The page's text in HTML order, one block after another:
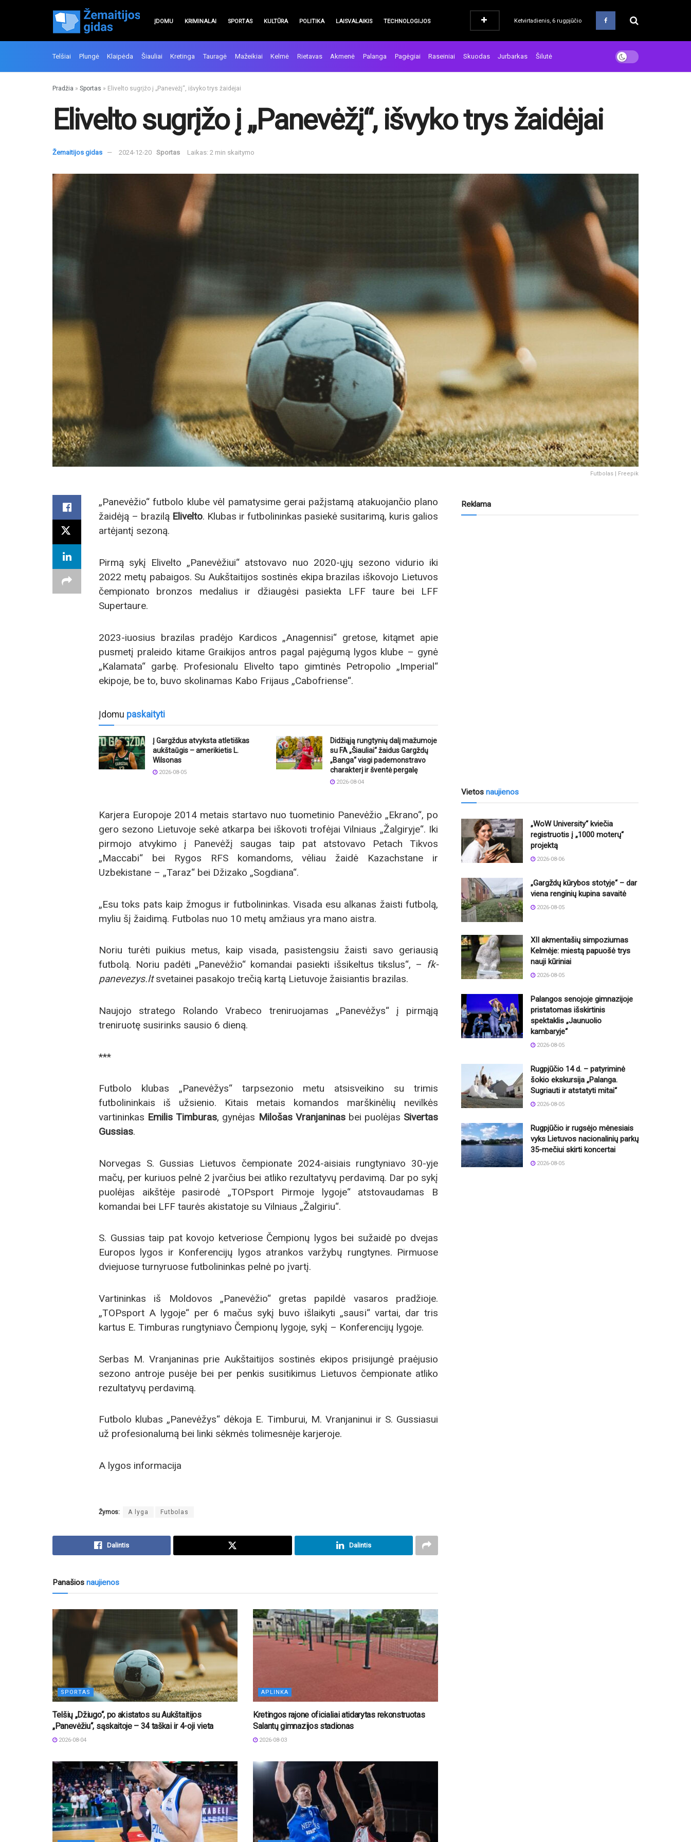
ĮDOMU KRIMINALAI SPORTAS KULTŪRA POLITIKA LAISVALAIKIS TECHNOLOGIJOS Ketvirtadienis, 6 rugpjūčio
Telšiai Plungė Klaipėda Šiauliai Kretinga Tauragė Mažeikiai Kelmė Rietavas Akmenė Palanga Pagėgiai Raseiniai Skuodas Jurbarkas Šilutė
Pradžia » Sportas » Elivelto sugrįžo į „Panevėžį“, išvyko trys žaidėjai
Elivelto sugrįžo į „Panevėžį“, išvyko trys žaidėjai
Žemaitijos gidas 2024-12-20 Sportas Laikas: 2 min skaitymo
Futbolas | Freepik
„Panevėžio“ futbolo klube vėl pamatysime gerai pažįstamą atakuojančio plano
žaidėją – brazilą Elivelto. Klubas ir futbolininkas pasiekė susitarimą, kuris galios
artėjantį sezoną.
Pirmą sykį Elivelto „Panevėžiui“ atstovavo nuo 2020-ųjų sezono vidurio iki
2022 metų pabaigos. Su Aukštaitijos sostinės ekipa brazilas iškovojo Lietuvos
čempionato bronzos medalius ir džiaugėsi pasiekta LFF taure bei LFF
Supertaure.
2023-iuosius brazilas pradėjo Kardicos „Anagennisi“ gretose, kitąmet apie
pusmetį praleido kitame Graikijos antros pagal pajėgumą lygos klube – gynė
„Kalamata“ garbę. Profesionalu Elivelto tapo gimtinės Petropolio „Imperial“
ekipoje, be to, buvo skolinamas Kabo Frijaus „Cabofriense“.
Įdomu paskaityti
Į Gargždus atvyksta atletiškas
aukštaūgis – amerikietis L.
Wilsonas
2026-08-05
Didžiąją rungtynių dalį mažumoje
su FA „Šiauliai“ žaidus Gargždų
„Banga“ visgi pademonstravo
charakterį ir šventė pergalę
2026-08-04
Karjera Europoje 2014 metais startavo nuo tuometinio Panevėžio „Ekrano“, po
gero sezono Lietuvoje sekė atkarpa bei iškovoti trofėjai Vilniaus „Žalgiryje“. Iki
pirmojo atvykimo į Panevėžį saugas taip pat atstovavo Petach Tikvos
„Maccabi“ bei Rygos RFS komandoms, vėliau žaidė Kazachstane ir
Uzbekistane – „Taraz“ bei Džizako „Sogdiana“.
„Esu toks pats kaip žmogus ir futbolininkas. Visada esu alkanas žaisti futbolą,
myliu šį žaidimą. Futbolas nuo 10 metų amžiaus yra mano aistra.
Noriu turėti puikius metus, kaip visada, pasistengsiu žaisti savo geriausią
futbolą. Noriu padėti „Panevėžio“ komandai pasiekti išsikeltus tikslus“, – fk-
panevezys.ltsvetainei pasakojo trečią kartą Lietuvoje žaisiantis brazilas.
Naujojo stratego Rolando Vrabeco treniruojamas „Panevėžys“ į pirmąją
treniruotę susirinks sausio 6 dieną.
***
Futbolo klubas „Panevėžys“ tarpsezonio metu atsisveikino su trimis
futbolininkais iš užsienio. Kitais metais komandos marškinėlių nevilkės
vartininkas Emilis Timburas, gynėjas Milošas Vranjaninasbei puolėjas Sivertas
Gussias.
Norvegas S. Gussias Lietuvos čempionate 2024-aisiais rungtyniavo 30-yje
mačų, per kuriuos pelnė 2 įvarčius bei atliko rezultatyvų perdavimą. Dar po sykį
puolėjas aikštėje pasirodė „TOPsport Pirmoje lygoje“ atstovaudamas B
komandai bei LFF taurės akistatoje su Vilniaus „Žalgiriu“.
S. Gussias taip pat kovojo ketveriose Čempionų lygos bei sužaidė po dvejas
Europos lygos ir Konferencijų lygos atrankos varžybų rungtynes. Pirmuose
dviejuose turnyruose futbolininkas pelnė po įvartį.
Vartininkas iš Moldovos „Panevėžio“ gretas papildė vasaros pradžioje.
„TOPsport A lygoje“ per 6 mačus sykį buvo išlaikyti „sausi“ vartai, dar tris
kartus E. Timburas rungtyniavo Čempionų lygoje, sykį – Konferencijų lygoje.
Serbas M. Vranjaninas prie Aukštaitijos sostinės ekipos prisijungė praėjusio
sezono antroje pusėje bei per penkis susitikimus Lietuvos čempionate atliko
rezultatyvų perdavimą.
Futbolo klubas „Panevėžys“ dėkoja E. Timburui, M. Vranjaninui ir S. Gussiasui
už profesionalumą bei linki sėkmės tolimesnėje karjeroje.
A lygos informacija
Žymos: A lyga Futbolas
Dalintis Dalintis
Panašios naujienos
SPORTAS
Telšių „Džiugo“, po akistatos su Aukštaitijos
„Panevėžiu“, sąskaitoje – 34 taškai ir 4-oji vieta
2026-08-04
APLINKA
Kretingos rajone oficialiai atidarytas rekonstruotas
Salantų gimnazijos stadionas
2026-08-03
Reklama
Vietos naujienos
„WoW University“ kviečia
registruotis į „1000 moterų“
projektą
2026-08-06
„Gargždų kūrybos stotyje“ – dar
viena renginių kupina savaitė
2026-08-05
XII akmentašių simpoziumas
Kelmėje: miestą papuošė trys
nauji kūriniai
2026-08-05
Palangos senojoje gimnazijoje
pristatomas išskirtinis
spektaklis „Jaunuolio
kambaryje“
2026-08-05
Rugpjūčio 14 d. – patyriminė
šokio ekskursija „Palanga.
Sugriauti ir atstatyti mitai“
2026-08-05
Rugpjūčio ir rugsėjo mėnesiais
vyks Lietuvos nacionalinių parkų
35-mečiui skirti koncertai
2026-08-05